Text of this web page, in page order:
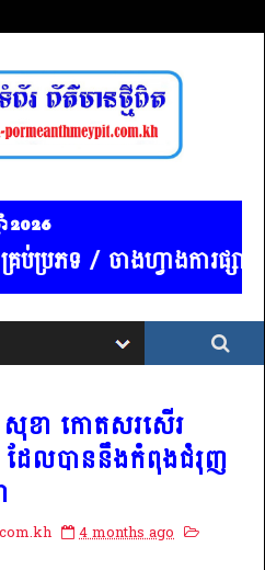
2026
ភទ / ចាងហ្វាងការផ្ស
សុខា កោតសរសើរ
ដែលបាននឹងកំពុងជំរុញ
4 months ago